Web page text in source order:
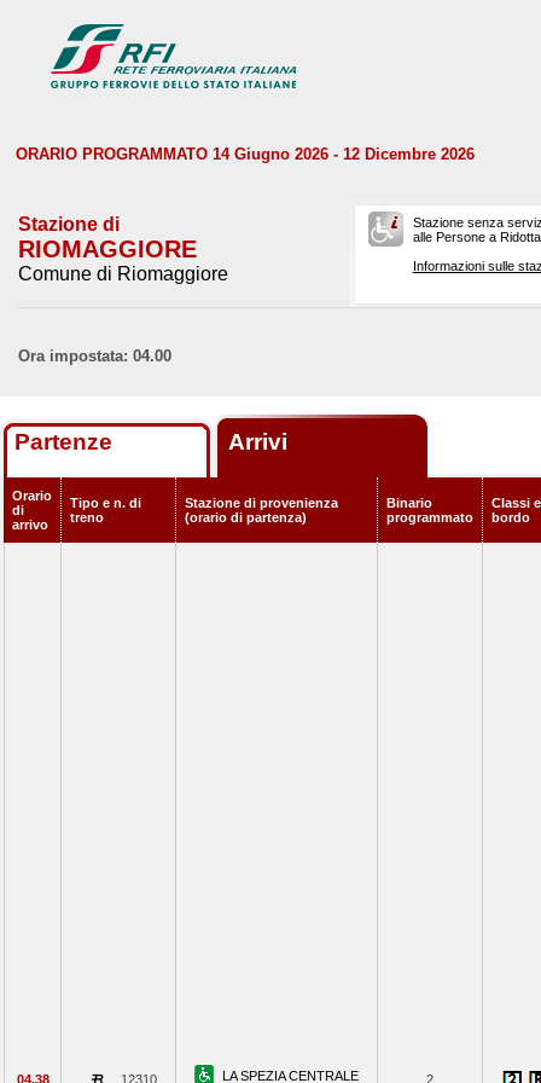
ORARIO PROGRAMMATO 14 Giugno 2026 - 12 Dicembre 2026
Stazione di
RIOMAGGIORE
Comune di Riomaggiore
Stazione senza
alle Persone a
Informazioni sulle
Ora impostata: 04.00
Partenze Arrivi
Orario
di
arrivo
Tipo e n. di
treno
Stazione di provenienza
(orario di partenza)
Binario
programmato
Classi
bordo
04.38 12310
LA SPEZIA CENTRALE
2